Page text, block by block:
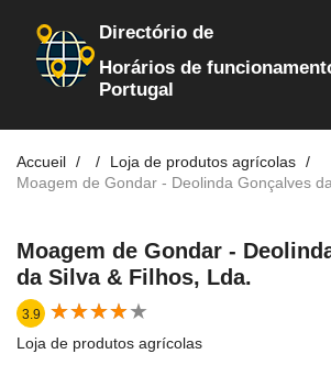
Directório de
Horários de
Portugal
Accueil
Loja de produtos agrícolas
Moagem de Gondar - Deolinda Gonçalves
Moagem de Gondar -
da Silva & Filhos, Lda.
3.9 ★★★★★
★★★★★
Loja de produtos agrícolas